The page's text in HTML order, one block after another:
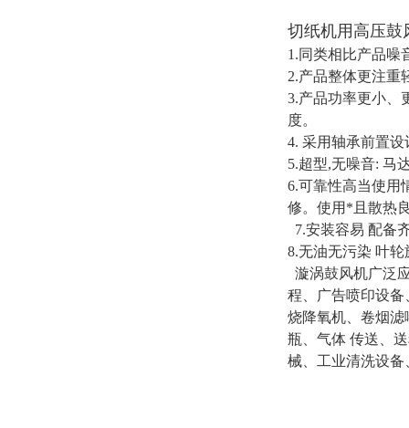
切纸机用高压鼓
1.同类相比产品噪
2.产品整体更注重
3.产品功率更小、
度。
4. 采用轴承前置
5.超型,无噪音: 马
6.可靠性高当使用
修。使用*且散热
7.安装容易 配备
8.无油无污染 叶
漩涡鼓风机广泛
程、广告喷印设
烧降氧机、卷烟
瓶、气体 传送、
械、工业清洗设